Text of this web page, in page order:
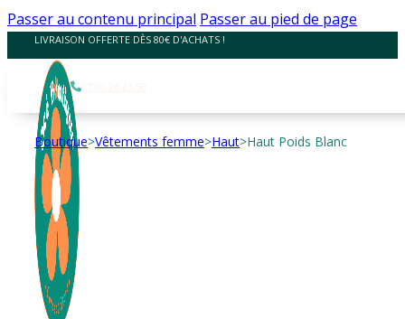
Passer au contenu principal Passer au pied de page
LIVRAISON OFFERTE DÈS 80€ D'ACHATS !
Boutique>Vêtements femme>Haut>Haut Poids Blanc
Panneau de gestion des cookies